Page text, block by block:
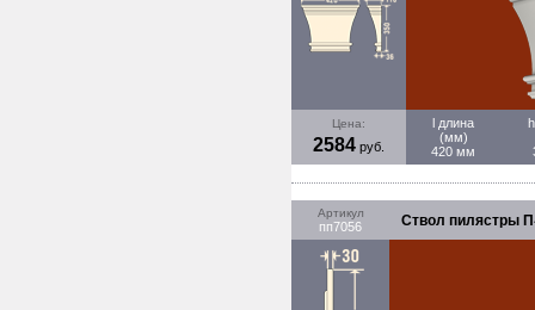
Цена:
2584 руб.
l длина
(мм)
420 мм
Артикул
пп7056 Ствол пилястры